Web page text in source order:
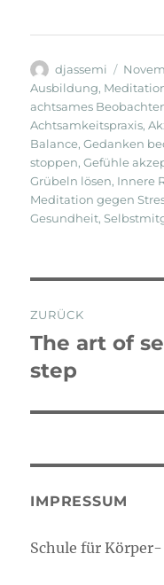
Autor
djassemi
am
Ausbildung,
achtsames
Achtsamkeitspraxis,
Balance,Gedanken
stoppen,Gefühle
Grübeln lösen, Innere
Meditation gegen
Gesundheit,
ZURÜCK
Vorheriger
Beitrag:
The art of
step
IMPRESSUM
Schule für